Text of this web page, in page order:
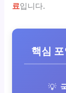
료입니다.
핵심